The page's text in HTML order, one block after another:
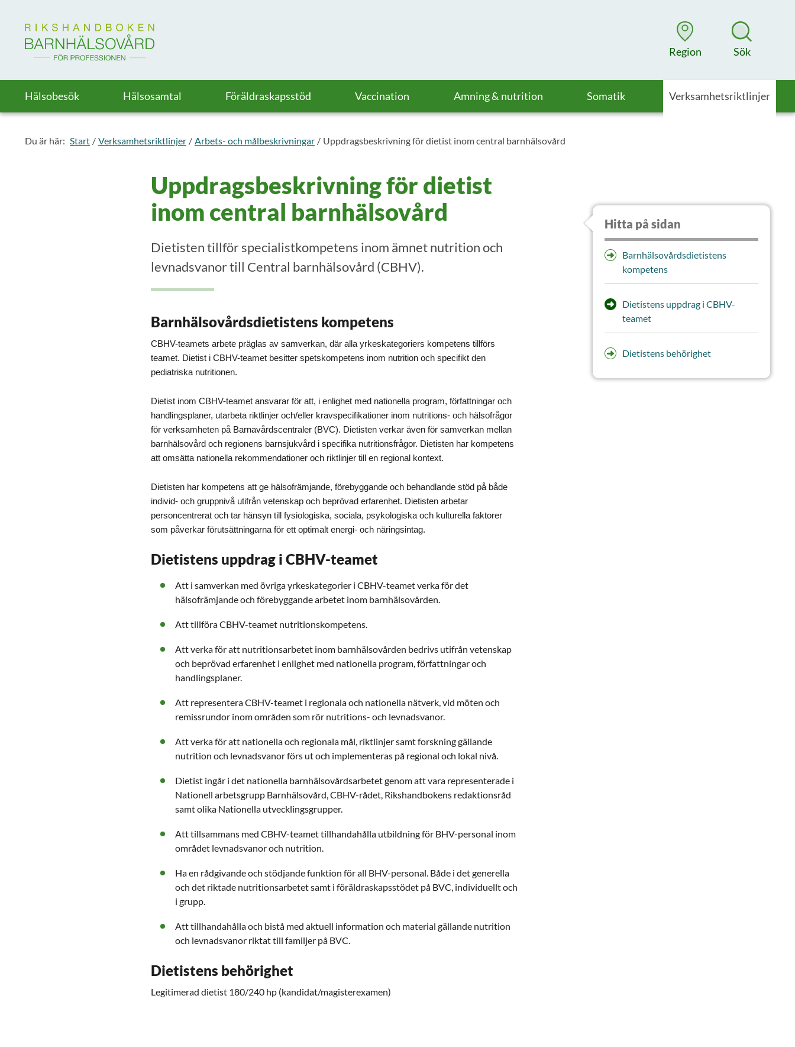
Till startsidan för Rikshandboken i barnhälsovård
Region Sök
Hälsobesök Hälsosamtal Föräldraskapsstöd Vaccination Amning & nutrition Somatik Verksamhetsriktlinjer
Du är här: Start Verksamhetsriktlinjer Arbets- och målbeskrivningar Uppdragsbeskrivning för dietist inom central barnhälsovård
Uppdragsbeskrivning för dietist
inom central barnhälsovård
Dietisten tillför specialistkompetens inom ämnet nutrition och
levnadsvanor till Central barnhälsovård (CBHV).
Barnhälsovårdsdietistens kompetens
CBHV-teamets arbete präglas av samverkan, där alla yrkeskategoriers kompetens tillförs
teamet. Dietist i CBHV-teamet besitter spetskompetens inom nutrition och specifikt den
pediatriska nutritionen.
Dietist inom CBHV-teamet ansvarar för att, i enlighet med nationella program, författningar och
handlingsplaner, utarbeta riktlinjer och/eller kravspecifikationer inom nutritions- och hälsofrågor
för verksamheten på Barnavårdscentraler (BVC). Dietisten verkar även för samverkan mellan
barnhälsovård och regionens barnsjukvård i specifika nutritionsfrågor. Dietisten har kompetens
att omsätta nationella rekommendationer och riktlinjer till en regional kontext.
Dietisten har kompetens att ge hälsofrämjande, förebyggande och behandlande stöd på både
individ- och gruppnivå utifrån vetenskap och beprövad erfarenhet. Dietisten arbetar
personcentrerat och tar hänsyn till fysiologiska, sociala, psykologiska och kulturella faktorer
som påverkar förutsättningarna för ett optimalt energi- och näringsintag.
Dietistens uppdrag i CBHV-teamet
Att i samverkan med övriga yrkeskategorier i CBHV-teamet verka för det
hälsofrämjande och förebyggande arbetet inom barnhälsovården.
Att tillföra CBHV-teamet nutritionskompetens.
Att verka för att nutritionsarbetet inom barnhälsovården bedrivs utifrån vetenskap
och beprövad erfarenhet i enlighet med nationella program, författningar och
handlingsplaner.
Att representera CBHV-teamet i regionala och nationella nätverk, vid möten och
remissrundor inom områden som rör nutritions- och levnadsvanor.
Att verka för att nationella och regionala mål, riktlinjer samt forskning gällande
nutrition och levnadsvanor förs ut och implementeras på regional och lokal nivå.
Dietist ingår i det nationella barnhälsovårdsarbetet genom att vara representerade i
Nationell arbetsgrupp Barnhälsovård, CBHV-rådet, Rikshandbokens redaktionsråd
samt olika Nationella utvecklingsgrupper.
Att tillsammans med CBHV-teamet tillhandahålla utbildning för BHV-personal inom
området levnadsvanor och nutrition.
Ha en rådgivande och stödjande funktion för all BHV-personal. Både i det generella
och det riktade nutritionsarbetet samt i föräldraskapsstödet på BVC, individuellt och
i grupp.
Att tillhandahålla och bistå med aktuell information och material gällande nutrition
och levnadsvanor riktat till familjer på BVC.
Dietistens behörighet
Legitimerad dietist 180/240 hp (kandidat/magisterexamen)
Hitta på sidan
Barnhälsovårdsdietistens
kompetens
Dietistens uppdrag i CBHV-
teamet
Dietistens behörighet